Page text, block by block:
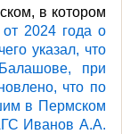
в котором
от 2024 года о
указал, что
при
что по
в Пермском
Иванов А.А.